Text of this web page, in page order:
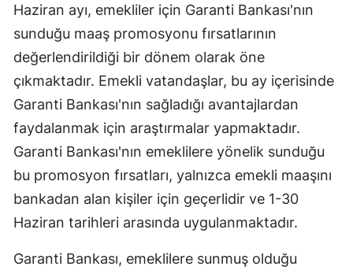
Diyarbakır
Elazığ
Erzurum
Eskişehir
Haziran ayı, emekliler için Garanti Bankası'nın
sunduğu maaş promosyonu fırsatlarının
değerlendirildiği bir dönem olarak öne
çıkmaktadır. Emekli vatandaşlar, bu ay içerisinde
Garanti Bankası'nın sağladığı avantajlardan
faydalanmak için araştırmalar yapmaktadır.
Garanti Bankası'nın emeklilere yönelik sunduğu
bu promosyon fırsatları, yalnızca emekli maaşını
bankadan alan kişiler için geçerlidir ve 1-30
Haziran tarihleri arasında uygulanmaktadır.
Garanti Bankası, emeklilere sunmuş olduğu